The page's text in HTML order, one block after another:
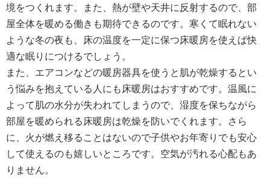
境をつくれます。また、熱が壁や天井に反射するので、部
屋全体を暖める働きも期待できるのです。寒くて眠れない
ような冬の夜も、床の温度を一定に保つ床暖房を使えば快
適な眠りにつけるでしょう。
また、エアコンなどの暖房器具を使うと肌が乾燥するとい
う悩みを抱えている人にも床暖房はおすすめです。温風に
よって肌の水分が失われてしまうので、湿度を保ちながら
部屋を暖められる床暖房は乾燥を防いでくれます。さら
に、火が燃え移ることはないので子供やお年寄りでも安心
して使えるのも嬉しいところです。空気が汚れる心配もあ
りません。